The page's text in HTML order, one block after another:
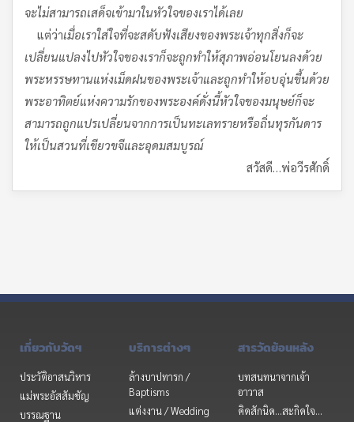
จะไม่สามารถเสด็จเข้ามาในหัวใจของเราได้เลย
แต่ว่าเมื่อเราใส่ใจที่จะสดับฟังเสียงของพระเจ้าทุกสิ่งก็จะ
เปลี่ยนแปลงไปหัวใจของเราก็จะถูกทำให้สุภาพอ่อนโยนลงด้วย
พระหรรษทานแห่งเม็ดฝนของพระเจ้าและถูกทำให้อบอุ่นขึ้นด้วย
พระอาทิตย์แห่งความรักของพระองค์ดั่งนี้หัวใจของมนุษย์ก็จะ
สามารถถูกแปรเปลี่ยนจากการเป็นทะเลทรายหรือถิ่นทุรกันดาร
ให้เป็นสวนที่เขียวขจีและอุดมสมบูรณ์
สวัสดี…พ่อวีรศักดิ์
เกี่ยวกับวัดฯ
ประวัติอาสนวิหาร
แม่พระอัสสัมชัญ
บรรณฐาน
บริการต่างๆ
ล้างบาปทารก /
Baptisms
แต่งงาน / Wedding
สารวัดย้อนหลัง
บทสนทนาจากเจ้า
อาวาส
คิดสักนิด...สะกิดใจ...